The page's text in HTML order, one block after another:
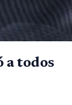
a todos